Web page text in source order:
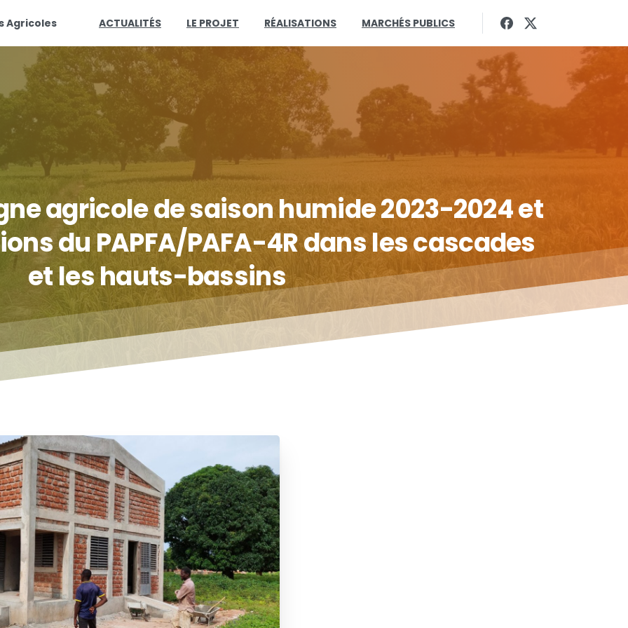
Agricoles ACTUALITÉS LE PROJET RÉALISATIONS MARCHÉS PUBLICS
agricoledesaisonhumide2023-2024et
du PAPFA/PAFA-4Rdanslescascades
etleshauts-bassins